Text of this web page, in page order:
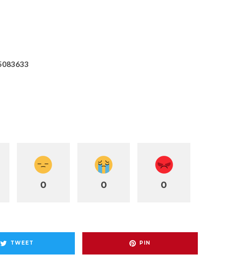
0 0 0
TWEET PIN